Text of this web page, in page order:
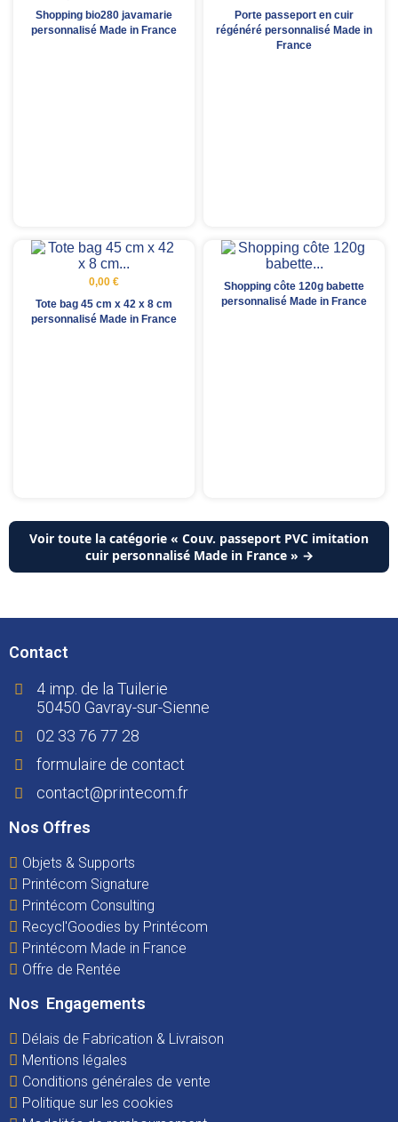
Shopping bio280 javamarie
personnalisé Made in France
Porte passeport en cuir
régénéré personnalisé Made in
France
0,00 €
Tote bag 45 cm x 42 x 8 cm
personnalisé Made in France
Shopping côte 120g babette
personnalisé Made in France
Voir toute la catégorie « Couv. passeport PVC imitation
cuir personnalisé Made in France » →
Contact
4 imp. de la Tuilerie
50450 Gavray-sur-Sienne
02 33 76 77 28
formulaire de contact
contact@printecom.fr
Nos Offres
Objets & Supports
Printécom Signature
Printécom Consulting
Recycl'Goodies by Printécom
Printécom Made in France
Offre de Rentée
Nos Engagements
Délais de Fabrication & Livraison
Mentions légales
Conditions générales de vente
Politique sur les cookies